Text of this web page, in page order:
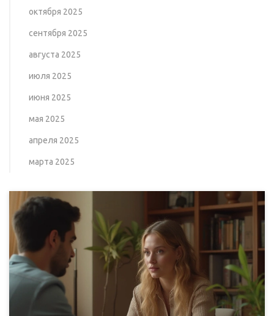
октября 2025
сентября 2025
августа 2025
июля 2025
июня 2025
мая 2025
апреля 2025
марта 2025